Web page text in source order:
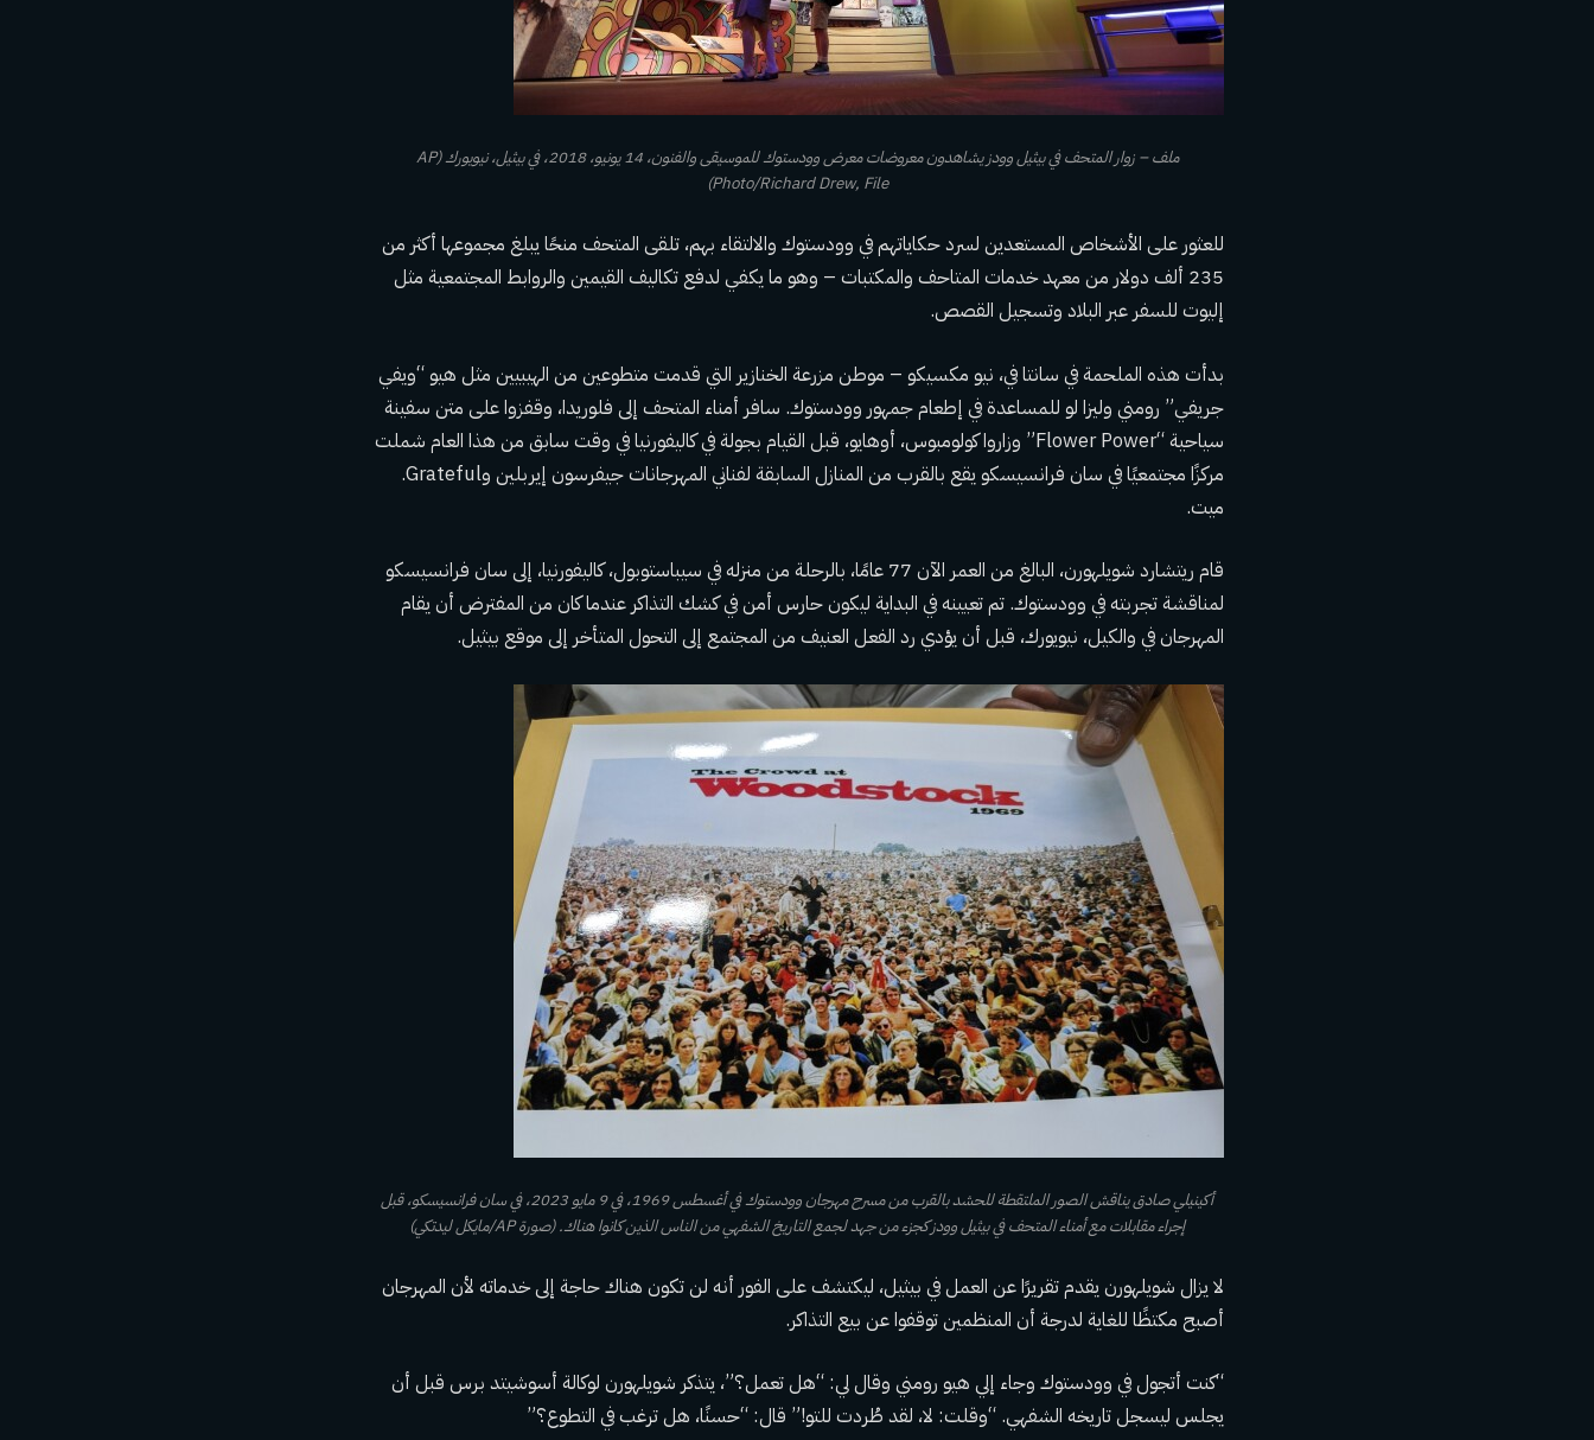
ملف – زوار المتحف في بيثيل وودز يشاهدون معروضات معرض وودستوك للموسيقى والفنون، 14 يونيو، 2018، في بيثيل، نيويورك (AP
Photo/Richard Drew, File)
للعثور على الأشخاص المستعدين لسرد حكاياتهم في وودستوك والالتقاء بهم، تلقى المتحف منحًا يبلغ مجموعها أكثر من
235 ألف دولار من معهد خدمات المتاحف والمكتبات – وهو ما يكفي لدفع تكاليف القيمين والروابط المجتمعية مثل
إليوت للسفر عبر البلاد وتسجيل القصص.
بدأت هذه الملحمة في سانتا في، نيو مكسيكو – موطن مزرعة الخنازير التي قدمت متطوعين من الهيبيين مثل هيو “ويفي
جريفي” رومني وليزا لو للمساعدة في إطعام جمهور وودستوك. سافر أمناء المتحف إلى فلوريدا، وقفزوا على متن سفينة
سياحية “Flower Power” وزاروا كولومبوس، أوهايو، قبل القيام بجولة في كاليفورنيا في وقت سابق من هذا العام شملت
مركزًا مجتمعيًا في سان فرانسيسكو يقع بالقرب من المنازل السابقة لفناني المهرجانات جيفرسون إيربلين وGrateful.
ميت.
قام ريتشارد شويلهورن، البالغ من العمر الآن 77 عامًا، بالرحلة من منزله في سيباستوبول، كاليفورنيا، إلى سان فرانسيسكو
لمناقشة تجربته في وودستوك. تم تعيينه في البداية ليكون حارس أمن في كشك التذاكر عندما كان من المفترض أن يقام
المهرجان في والكيل، نيويورك، قبل أن يؤدي رد الفعل العنيف من المجتمع إلى التحول المتأخر إلى موقع بيثيل.
أكينيلي صادق يناقش الصور الملتقطة للحشد بالقرب من مسرح مهرجان وودستوك في أغسطس 1969، في 9 مايو 2023، في سان فرانسيسكو، قبل
إجراء مقابلات مع أمناء المتحف في بيثيل وودز كجزء من جهد لجمع التاريخ الشفهي من الناس الذين كانوا هناك. (صورة AP/مايكل ليدتكي)
لا يزال شويلهورن يقدم تقريرًا عن العمل في بيثيل، ليكتشف على الفور أنه لن تكون هناك حاجة إلى خدماته لأن المهرجان
أصبح مكتظًا للغاية لدرجة أن المنظمين توقفوا عن بيع التذاكر.
“كنت أتجول في وودستوك وجاء إلي هيو رومني وقال لي: “هل تعمل؟”، يتذكر شويلهورن لوكالة أسوشيتد برس قبل أن
يجلس ليسجل تاريخه الشفهي. “وقلت: لا، لقد طُردت للتو!” قال: “حسنًا، هل ترغب في التطوع؟”